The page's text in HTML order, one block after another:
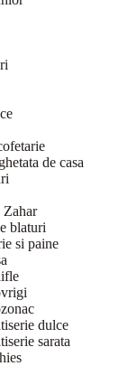
de casa
Zahar
blaturi
si paine
dulce
sarata